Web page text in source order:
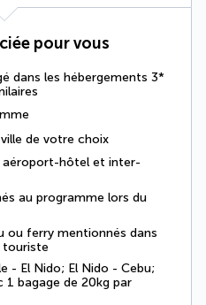
pour vous
dans les hébergements 3*
de votre choix
hôtel et inter-
au programme lors du
ou ferry mentionnés dans
touriste
- El Nido; El Nido - Cebu;
1 bagage de 20kg par